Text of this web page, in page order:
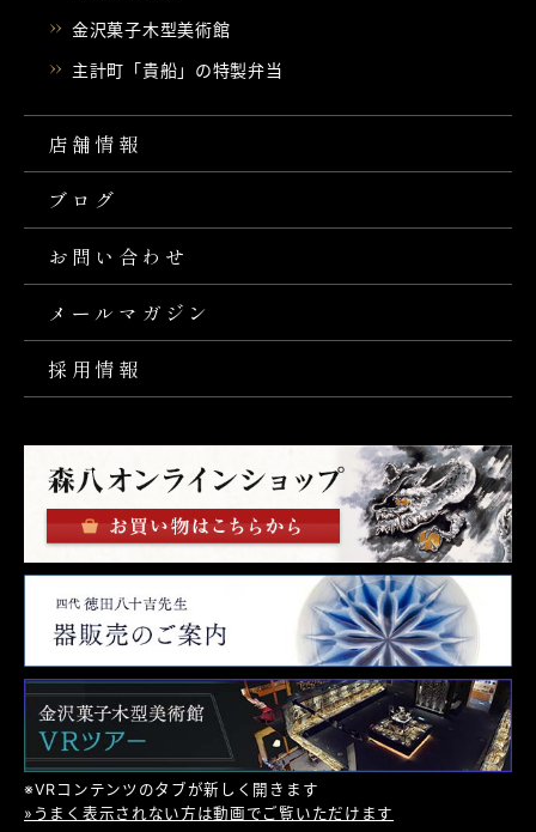
金沢菓子木型美術館
主計町「貴船」の特製弁当
店舗情報
ブログ
お問い合わせ
メールマガジン
採用情報
※VRコンテンツのタブが新しく開きます
»うまく表示されない方は動画でご覧いただけます